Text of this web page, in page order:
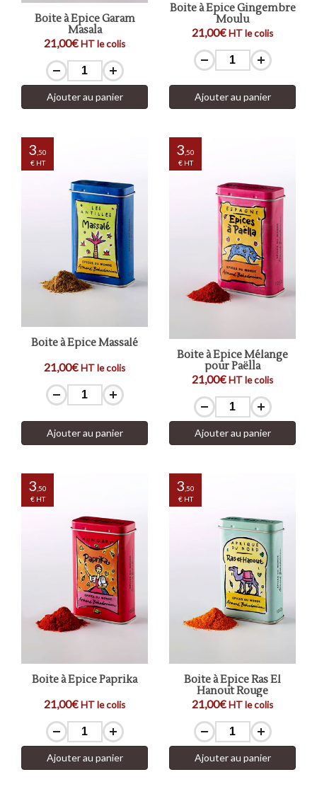
Boite à Epice Garam
Masala
21,00€ HT le colis
Ajouter au panier
Boite à Epice Gingembre
Moulu
21,00€HT le colis
Ajouter au panier
3 ,50
€ HT
Boite à Epice Massalé
21,00€ HT le colis
Ajouter au panier
3 ,50
€ HT
Boite à Epice Mélange
pour Paëlla
21,00€ HT le colis
Ajouter au panier
3 ,50
€ HT
Boite à Epice Paprika
21,00€ HT le colis
Ajouter au panier
3 ,50
€ HT
Boite à Epice Ras El
Hanout Rouge
21,00€ HT le colis
Ajouter au panier